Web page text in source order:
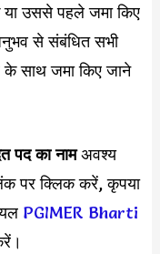
या उससे पहले जमा किए
से संबंधित सभी
के साथ जमा किए जाने
पद का नामअवश्य
पर क्लिक करें, कृपया
PGIMER Bharti